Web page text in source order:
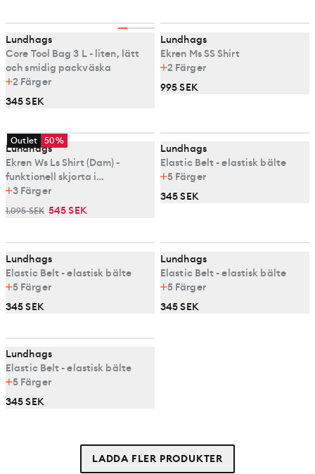
Lundhags
Core Tool Bag 3 L - liten, lätt
och smidig packväska
2 Färger
345 SEK
Lundhags
Ekren Ms SS Shirt
2 Färger
995 SEK
Outlet 50%
Lundhags
Ekren Ws Ls Shirt (Dam) -
funktionell skjorta i
fiberblandning
3 Färger
1.095 SEK 545 SEK
Lundhags
Elastic Belt - elastisk bälte
5 Färger
345 SEK
Lundhags
Elastic Belt - elastisk bälte
5 Färger
345 SEK
Lundhags
Elastic Belt - elastisk bälte
5 Färger
345 SEK
Lundhags
Elastic Belt - elastisk bälte
5 Färger
345 SEK
LADDA FLER PRODUKTER